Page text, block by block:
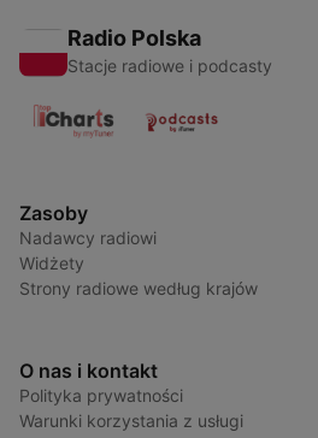
Radio Polska
Stacje radiowe i podcasty
Zasoby
Nadawcy radiowi
Widżety
Strony radiowe według krajów
O nas i kontakt
Polityka prywatności
Warunki korzystania z usługi